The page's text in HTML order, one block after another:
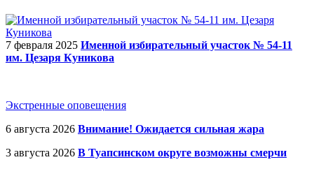
7 февраля 2025 Именной избирательный участок № 54-11
им. Цезаря Куникова
Экстренные оповещения
6 августа 2026 Внимание! Ожидается сильная жара
3 августа 2026 В Туапсинском округе возможны смерчи